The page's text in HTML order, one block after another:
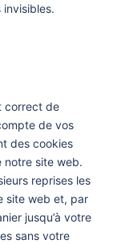
invisibles.
correct de
de vos
des cookies
notre site web.
reprises les
site web et, par
jusqu’à votre
sans votre